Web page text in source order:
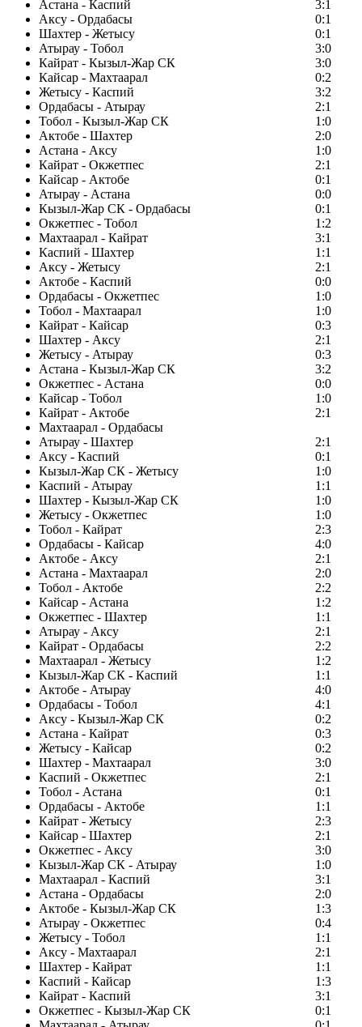
Астана - Каспий
3:1
Аксу - Ордабасы
0:1
Шахтер - Жетысу
0:1
Атырау - Тобол
3:0
Кайрат - Кызыл-Жар СК
3:0
Кайсар - Махтаарал
0:2
Жетысу - Каспий
3:2
Ордабасы - Атырау
2:1
Тобол - Кызыл-Жар СК
1:0
Актобе - Шахтер
2:0
Астана - Аксу
1:0
Кайрат - Окжетпес
2:1
Кайсар - Актобе
0:1
Атырау - Астана
0:0
Кызыл-Жар СК - Ордабасы
0:1
Окжетпес - Тобол
1:2
Махтаарал - Кайрат
3:1
Каспий - Шахтер
1:1
Аксу - Жетысу
2:1
Актобе - Каспий
0:0
Ордабасы - Окжетпес
1:0
Тобол - Махтаарал
1:0
Кайрат - Кайсар
0:3
Шахтер - Аксу
2:1
Жетысу - Атырау
0:3
Астана - Кызыл-Жар СК
3:2
Окжетпес - Астана
0:0
Кайсар - Тобол
1:0
Кайрат - Актобе
2:1
Махтаарал - Ордабасы
Атырау - Шахтер
2:1
Аксу - Каспий
0:1
Кызыл-Жар СК - Жетысу
1:0
Каспий - Атырау
1:1
Шахтер - Кызыл-Жар СК
1:0
Жетысу - Окжетпес
1:0
Тобол - Кайрат
2:3
Ордабасы - Кайсар
4:0
Актобе - Аксу
2:1
Астана - Махтаарал
2:0
Тобол - Актобе
2:2
Кайсар - Астана
1:2
Окжетпес - Шахтер
1:1
Атырау - Аксу
2:1
Кайрат - Ордабасы
2:2
Махтаарал - Жетысу
1:2
Кызыл-Жар СК - Каспий
1:1
Актобе - Атырау
4:0
Ордабасы - Тобол
4:1
Аксу - Кызыл-Жар СК
0:2
Астана - Кайрат
0:3
Жетысу - Кайсар
0:2
Шахтер - Махтаарал
3:0
Каспий - Окжетпес
2:1
Тобол - Астана
0:1
Ордабасы - Актобе
1:1
Кайрат - Жетысу
2:3
Кайсар - Шахтер
2:1
Окжетпес - Аксу
3:0
Кызыл-Жар СК - Атырау
1:0
Махтаарал - Каспий
3:1
Астана - Ордабасы
2:0
Актобе - Кызыл-Жар СК
1:3
Атырау - Окжетпес
0:4
Жетысу - Тобол
1:1
Аксу - Махтаарал
2:1
Шахтер - Кайрат
1:1
Каспий - Кайсар
1:3
Кайрат - Каспий
3:1
Окжетпес - Кызыл-Жар СК
0:1